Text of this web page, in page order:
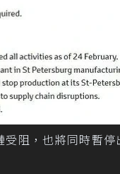
阻，也將同時暫停